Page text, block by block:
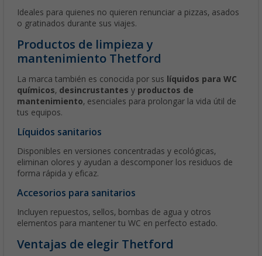
Ideales para quienes no quieren renunciar a pizzas, asados
o gratinados durante sus viajes.
Productos de limpieza y
mantenimiento Thetford
La marca también es conocida por sus
líquidos para WC
químicos, desincrustantes y productos de
mantenimiento, esenciales para prolongar la vida útil de
tus equipos.
Líquidos sanitarios
Disponibles en versiones concentradas y ecológicas,
eliminan olores y ayudan a descomponer los residuos de
forma rápida y eficaz.
Accesorios para sanitarios
Incluyen repuestos, sellos, bombas de agua y otros
elementos para mantener tu WC en perfecto estado.
Ventajas de elegir Thetford